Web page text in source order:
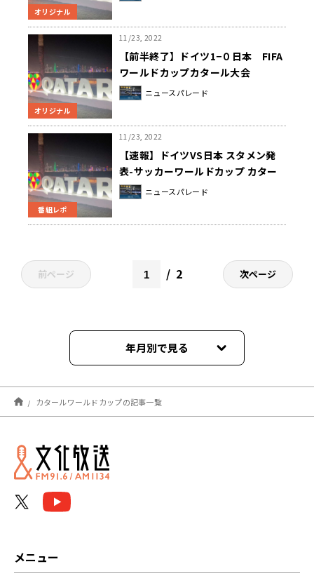
オリジナル
オリジナル
11/23, 2022
【前半終了】ドイツ1−０日本 FIFA
ワールドカップカタール大会
ニュースパレード
番組レポ
11/23, 2022
【速報】ドイツVS日本 スタメン発
表-サッカーワールドカップ カター
ル大会ニュースパレード
前ページ 2 次ページ
年月別で見る
2022年12月
2022年11月
2022年10月
カタールワールドカップの記事一覧
メニュー